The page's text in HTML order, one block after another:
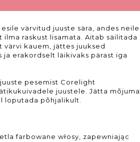
värvitud juuste sära, andes neile
raskust lisamata. Aitab säilitada
värvi kauem, jättes juuksed
ja erakordselt läikivaks pärast iga
pesemist Corelight
juustele. Jätta mõjuma
loputada põhjalikult.
farbowane włosy, zapewniając